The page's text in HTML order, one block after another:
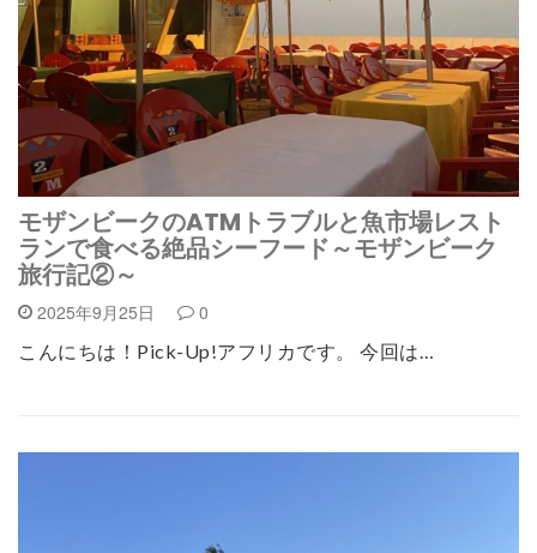
モザンビークのATMトラブルと魚市場レスト
ランで食べる絶品シーフード～モザンビーク
旅行記②～
2025年9月25日 0
こんにちは！Pick-Up!アフリカです。 今回は…